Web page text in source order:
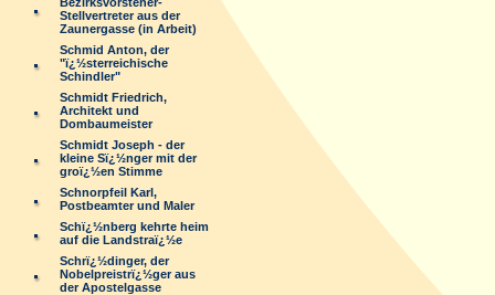
Stellvertreter aus der
Zaunergasse (in Arbeit)
Schmid Anton, der
"ï¿½sterreichische
Schindler"
Schmidt Friedrich,
Architekt und
Dombaumeister
Schmidt Joseph - der
kleine Sï¿½nger mit der
groï¿½en Stimme
Schnorpfeil Karl,
Postbeamter und Maler
Schï¿½nberg kehrte heim
auf die Landstraï¿½e
Schrï¿½dinger, der
Nobelpreistrï¿½ger aus
der Apostelgasse